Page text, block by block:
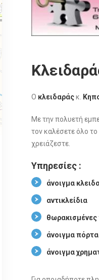
Ο κλειδαράςκ.
Με την πολυετή
τον καλέσετε όλο
χρειάζεστε.
Υπηρεσίες :
άνοιγμα
αντικλείδια
θωρακισμένες
άνοιγμα
άνοιγμα